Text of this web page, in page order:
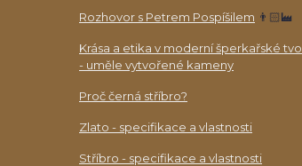
Rozhovor s Petrem Pospíšilem 👨🏻‍🏭
Krása a etika v moderní šperkařské
- uměle vytvořené kameny
Proč černá stříbro?
Zlato - specifikace a vlastnosti
Stříbro - specifikace a vlastnosti